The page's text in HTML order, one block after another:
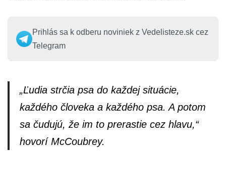
Prihlás sa k odberu noviniek z Vedelisteze.sk cez
Telegram
„Ľudia strčia psa do každej situácie,
každého človeka a každého psa. A potom
sa čudujú, že im to prerastie cez hlavu,“
hovorí McCoubrey.